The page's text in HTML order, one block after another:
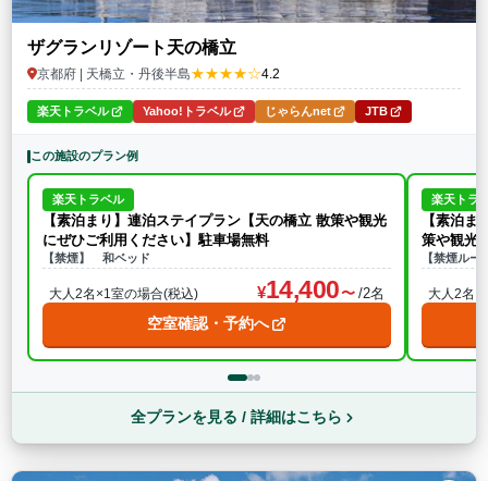
ザグランリゾート天の橋立
京都府 | 天橋立・丹後半島★★★★☆4.2
楽天トラベル Yahoo!トラベル じゃらんnet JTB
この施設のプラン例
楽天トラベル
【素泊まり】連泊ステイプラン【天の橋立 散策や観光
にぜひご利用ください】駐車場無料
【禁煙】 和ベッド
大人2名×1室の場合(税込) 14,400 /2名
空室確認・予約へ
楽天トラ
【素泊まり
策や観光
【禁煙ル
大人2名
全プランを見る / 詳細はこちら